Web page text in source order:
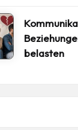
belasten